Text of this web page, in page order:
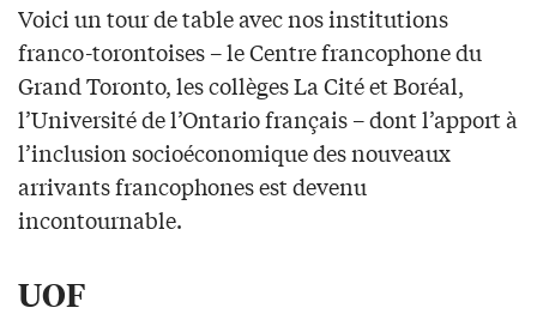
Voici un tour de table avec nos institutions
franco-torontoises – le Centre francophone du
Grand Toronto, les collèges La Cité et Boréal,
l’Université de l’Ontario français – dont l’apport à
l’inclusion socioéconomique des nouveaux
arrivants francophones est devenu
incontournable.
UOF